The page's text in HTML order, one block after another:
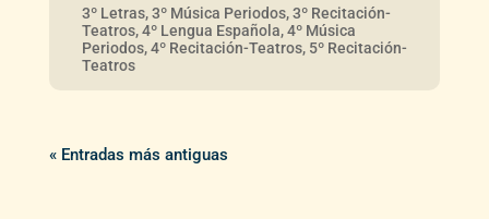
« Entradas más antiguas